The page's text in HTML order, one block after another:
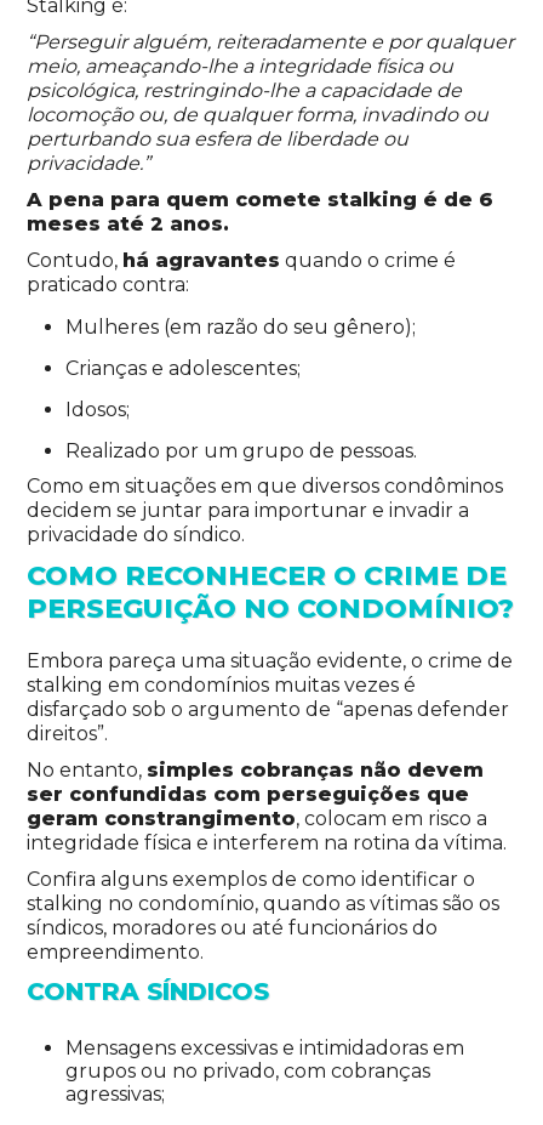
Stalking é:
“Perseguir alguém, reiteradamente e por qualquer
meio, ameaçando-lhe a integridade física ou
psicológica, restringindo-lhe a capacidade de
locomoção ou, de qualquer forma, invadindo ou
perturbando sua esfera de liberdade ou
privacidade.”
A pena para quem comete stalking é de 6
meses até 2 anos.
Contudo, há agravantes quando o crime é
praticado contra:
Mulheres (em razão do seu gênero);
Crianças e adolescentes;
Idosos;
Realizado por um grupo de pessoas.
Como em situações em que diversos condôminos
decidem se juntar para importunar e invadir a
privacidade do síndico.
COMO RECONHECER O CRIME DE
PERSEGUIÇÃO NO CONDOMÍNIO?
Embora pareça uma situação evidente, o crime de
stalking em condomínios muitas vezes é
disfarçado sob o argumento de “apenas defender
direitos”.
No entanto, simples cobranças não devem
ser confundidas com perseguições que
geram constrangimento, colocam em risco a
integridade física e interferem na rotina da vítima.
Confira alguns exemplos de como identificar o
stalking no condomínio, quando as vítimas são os
síndicos, moradores ou até funcionários do
empreendimento.
CONTRA SÍNDICOS
Mensagens excessivas e intimidadoras em
grupos ou no privado, com cobranças
agressivas;